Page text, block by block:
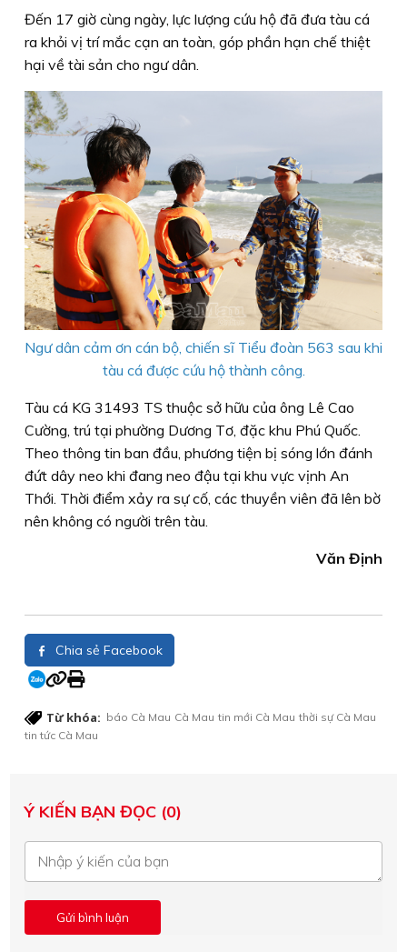
Đến 17 giờ cùng ngày, lực lượng cứu hộ đã đưa tàu cá
ra khỏi vị trí mắc cạn an toàn, góp phần hạn chế thiệt
hại về tài sản cho ngư dân.
Ngư dân cảm ơn cán bộ, chiến sĩ Tiểu đoàn 563 sau khi
tàu cá được cứu hộ thành công.
Tàu cá KG 31493 TS thuộc sở hữu của ông Lê Cao
Cường, trú tại phường Dương Tơ, đặc khu Phú Quốc.
Theo thông tin ban đầu, phương tiện bị sóng lớn đánh
đứt dây neo khi đang neo đậu tại khu vực vịnh An
Thới. Thời điểm xảy ra sự cố, các thuyền viên đã lên bờ
nên không có người trên tàu.
Văn Định
Chia sẻ Facebook
Từ khóa: báo Cà Mau Cà Mau tin mới Cà Mau thời sự Cà Mau
tin tức Cà Mau
Ý KIẾN BẠN ĐỌC (0)